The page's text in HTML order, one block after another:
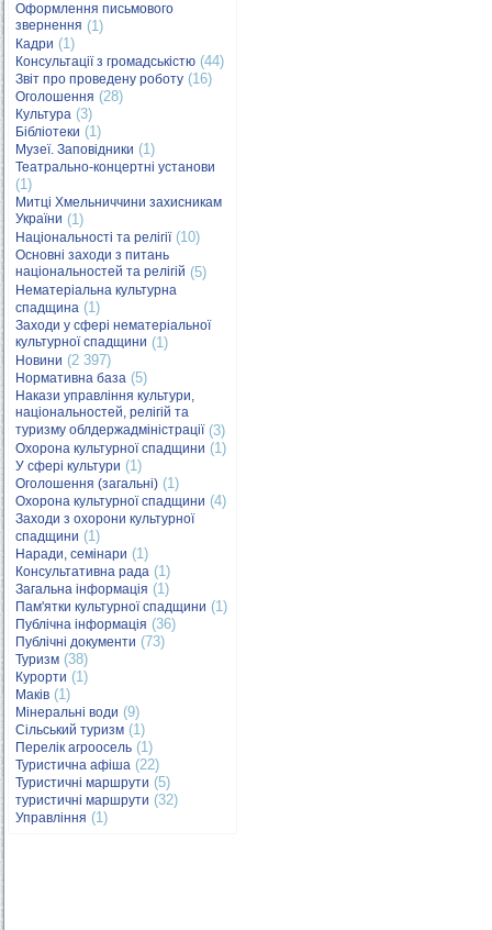
Оформлення письмового
звернення (1)
Кадри (1)
Консультації з громадськістю (44)
Звіт про проведену роботу (16)
Оголошення (28)
Культура (3)
Бібліотеки (1)
Музеї. Заповідники (1)
Театрально-концертні установи
(1)
Митці Хмельниччини захисникам
України (1)
Національності та релігії(10)
Основні заходи з питань
національностей та релігій (5)
Нематеріальна культурна
спадщина (1)
Заходи у сфері нематеріальної
культурної спадщини (1)
Новини (2 397)
Нормативна база (5)
Накази управління культури,
національностей, релігій та
туризму облдержадміністрації(3)
Охорона культурної спадщини (1)
У сфері культури (1)
Оголошення (загальні) (1)
Охорона культурної спадщини (4)
Заходи з охорони культурної
спадщини (1)
Наради, семінари (1)
Консультативна рада (1)
Загальна інформація (1)
Пам'ятки культурної спадщини (1)
Публічна інформація (36)
Публічні документи (73)
Туризм (38)
Курорти (1)
Маків (1)
Мінеральні води (9)
Сільський туризм (1)
Перелік агроосель (1)
Туристична афіша (22)
Туристичні маршрути (5)
туристичні маршрути (32)
Управління (1)